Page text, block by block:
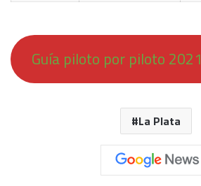
Guía piloto por piloto 2021
La Plata